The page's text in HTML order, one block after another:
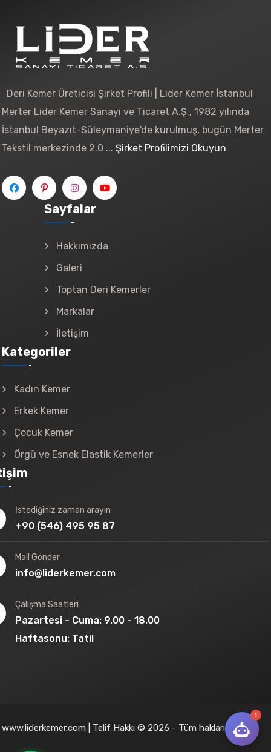
Deri Kemer Üreticisi Şirket Profili | Lider Kemer İstanbul
Merter Lider Kemer Sanayi ve Ticaret A.Ş., 1982 yılında
İstanbul Beyazıt-Süleymaniye'de kurulmuş, bugün Merter
Tekstil merkezinde 2.0 ... Şirket Profilimizi Okuyun
Sayfalar
Hakkımızda
Galeri
Toptan Deri Kemerler
Markalar
İletişim
Kategoriler
Kadın Kemer
Erkek Kemer
Çocuk Kemer
Örgü ve Esnek Elastik Kemerler
İstediğiniz zaman arayın
+90 (546) 495 95 87
Mail Gönder
info@liderkemer.com
Çalışma Saatleri
Pazartesi - Cuma: 9.00 - 18.00
Haftasonu: Tatil
www.liderkemer.com | Telif Hakkı © 2026 - Tüm hakları saklıdır
1